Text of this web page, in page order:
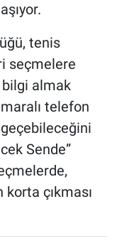
tenis
seçmelere
bilgi almak
telefon
Sende”
çıkması